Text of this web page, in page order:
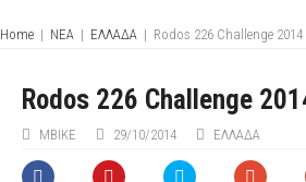
Home | ΝΕΑ | ΕΛΛΑΔΑ | Rodos 226 Challenge 2014
Rodos 226 Challenge
ΜΒIKE 29/10/2014 ΕΛΛΑΔΑ